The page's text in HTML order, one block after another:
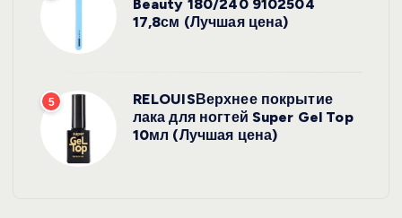
Beauty 180/240 9102504
17,8см (Лучшая цена)
5
RELOUISВерхнее покрытие
лака для ногтей Super Gel Top
10мл (Лучшая цена)